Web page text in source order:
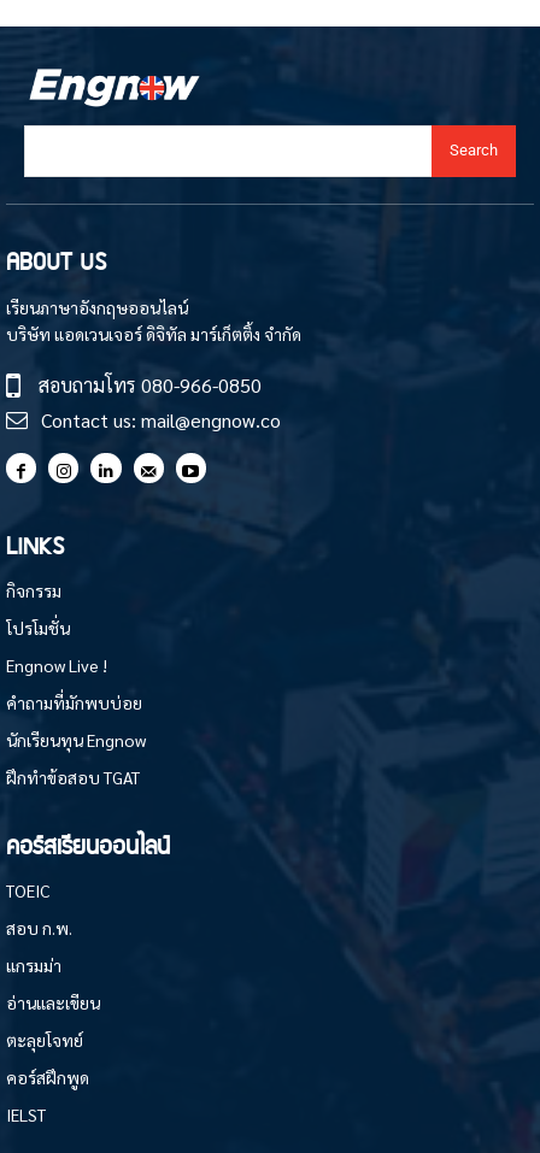
Search
ABOUT US
เรียนภาษาอังกฤษออนไลน์
บริษัท แอดเวนเจอร์ ดิจิทัล มาร์เก็ตติ้ง จำกัด
สอบถามโทร 080-966-0850
Contact us: mail@engnow.co
LINKS
กิจกรรม
โปรโมชั่น
Engnow Live !
คำถามที่มักพบบ่อย
นักเรียนทุน Engnow
ฝึกทำข้อสอบ TGAT
คอร์สเรียนออนไลน์
TOEIC
สอบ ก.พ.
แกรมม่า
อ่านและเขียน
ตะลุยโจทย์
คอร์สฝึกพูด
IELST